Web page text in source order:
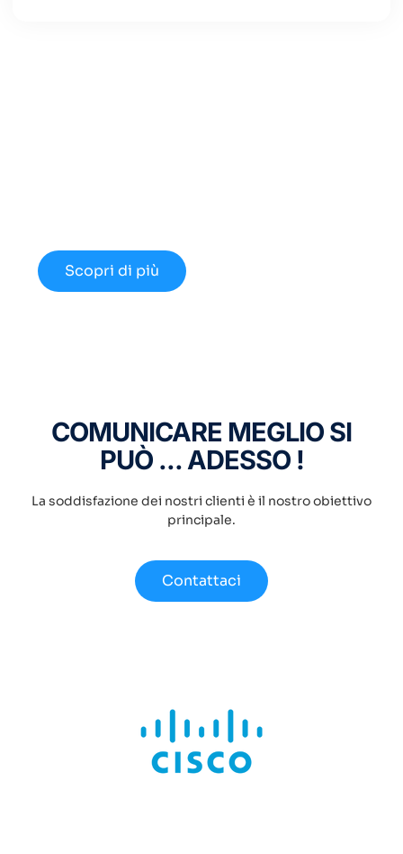
Scopri di più
COMUNICARE MEGLIO SI
PUÒ ... ADESSO !
La soddisfazione dei nostri clienti è il nostro obiettivo
principale.
Contattaci